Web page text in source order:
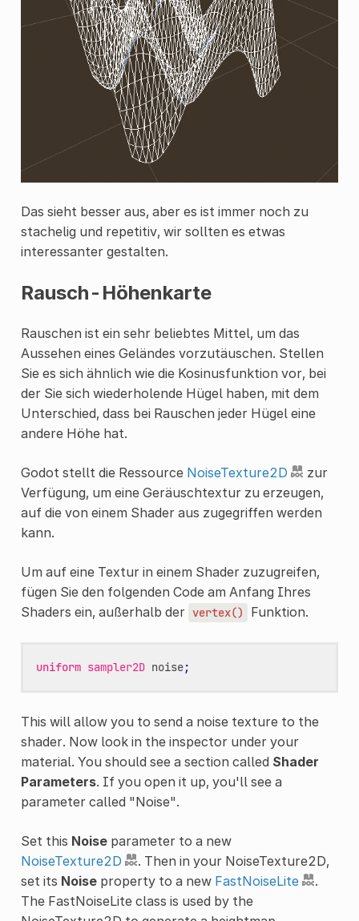
Das sieht besser aus, aber es ist immer noch zu
stachelig und repetitiv, wir sollten es etwas
interessanter gestalten.
Rausch-Höhenkarte
Rauschen ist ein sehr beliebtes Mittel, um das
Aussehen eines Geländes vorzutäuschen. Stellen
Sie es sich ähnlich wie die Kosinusfunktion vor, bei
der Sie sich wiederholende Hügel haben, mit dem
Unterschied, dass bei Rauschen jeder Hügel eine
andere Höhe hat.
Godot stellt die Ressource NoiseTexture2D
zur
Verfügung, um eine Geräuschtextur zu erzeugen,
auf die von einem Shader aus zugegriffen werden
kann.
Um auf eine Textur in einem Shader zuzugreifen,
fügen Sie den folgenden Code am Anfang Ihres
Shaders ein, außerhalb der vertex() Funktion.
uniform sampler2D noise;
This will allow you to send a noise texture to the
shader. Now look in the inspector under your
material. You should see a section called Shader
Parameters. If you open it up, you'll see a
parameter called "Noise".
Set this Noiseparameter to a new
NoiseTexture2D
. Then in your NoiseTexture2D,
set its Noiseproperty to a new FastNoiseLite
.
The FastNoiseLite class is used by the